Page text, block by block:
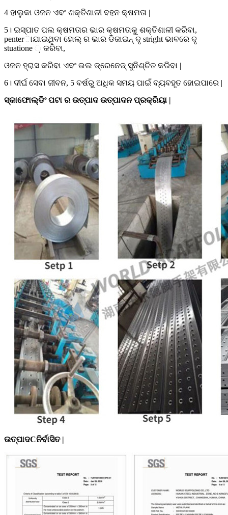
4 ହାଲୁକା ଓଜନ ଏବଂ ଶକ୍ତିଶାଳୀ ବହନ କ୍ଷମତା |
5। ଇସ୍ପାତ ପଲ କ୍ଷମତାର ଭାର କ୍ଷମତାକୁ ଶକ୍ତିଶାଳୀ କରିବା,
penterାଯାଇଥିବା ହୋଲ୍ ର ଭାର ଡିଜାଇନ୍ ଦୃ stright ଭାବରେ ଦୃ
stuatione ଼ କରିବା,
ଓଜନ ହ୍ରାସ କରିବା ଏବଂ ଭଲ ଡ୍ରେନେଜ୍ ସୁନିଶ୍ଚିତ କରିବା |
6। ଦୀର୍ଘ ସେବା ଜୀବନ, ​​5 ବର୍ଷରୁ ଅଧିକ ସମୟ ପାଇଁ ବ୍ୟବହୃତ ହୋଇପାରେ |
ସ୍କାଫୋଲ୍ଡିଂ ପଟା ର ଉତ୍ପାଦ ଉତ୍ପାଦନ ପ୍ରକ୍ରିୟା |
ଉତ୍ପାଦCନିର୍ବାସିତ |